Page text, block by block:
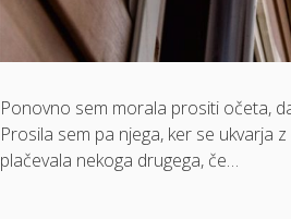
Ponovno sem morala prositi očeta,
Prosila sem pa njega, ker se ukvarja
plačevala nekoga drugega, če…